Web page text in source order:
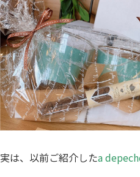
実は、以前ご紹介したa